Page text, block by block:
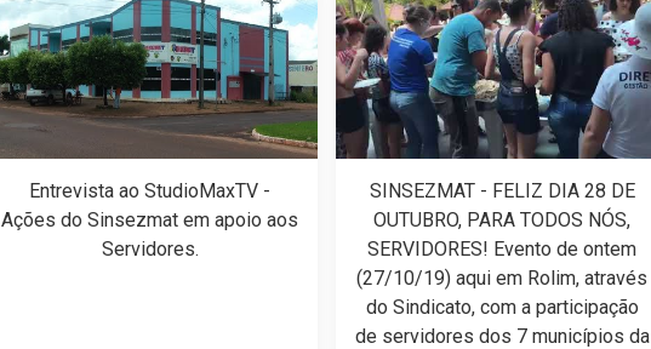
Entrevista ao StudioMaxTV -
Ações do Sinsezmat em apoio aos
Servidores.
SINSEZMAT - FELIZ DIA 28 DE
OUTUBRO, PARA TODOS NÓS,
SERVIDORES! Evento de ontem
(27/10/19) aqui em Rolim, através
do Sindicato, com a participação
de servidores dos 7 municípios da